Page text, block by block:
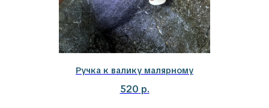
Ручка к валику малярному
520 р.
Нам можно доверить всё. От выбора материалов
и колеровки, до поставки заказа на объект
и консультации по всем вопросам.
Я даю согласие на обработку моих персональных